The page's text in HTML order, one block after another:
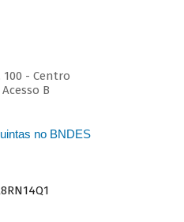
- Centro
B
no BNDES